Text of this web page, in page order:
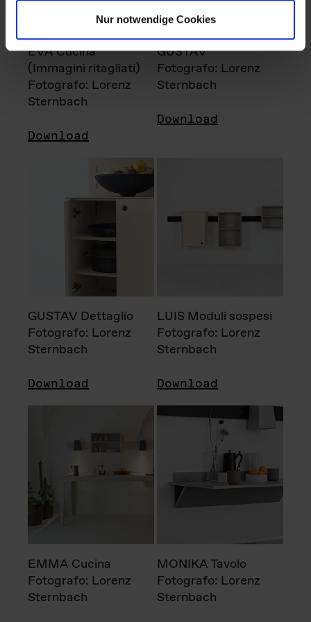
Nur notwendige Cookies
EVA Cucina
(Immagini ritagliati)
Fotografo: Lorenz
Sternbach
Download
GUSTAV
Fotografo: Lorenz
Sternbach
Download
GUSTAV Dettaglio
Fotografo: Lorenz
Sternbach
Download
LUIS Moduli sospesi
Fotografo: Lorenz
Sternbach
Download
EMMA Cucina
Fotografo: Lorenz
Sternbach
MONIKA Tavolo
Fotografo: Lorenz
Sternbach